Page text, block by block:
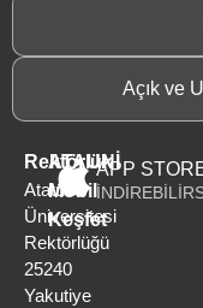
Açık ve
Rektörlük
Atatürk
Üniversitesi
Rektörlüğü
25240
Yakutiye
ATAUNİ
Mobil
Keşfet
APP